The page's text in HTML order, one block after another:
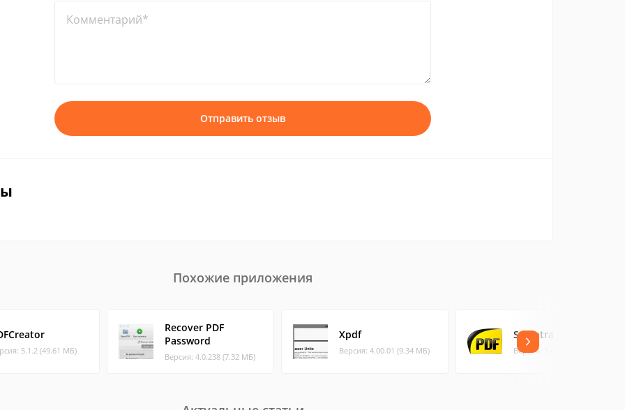
Комментарий*
Отправить отзыв
Похожие приложения
5.1.2 (49.61 МБ)
Recover PDF
Password
Версия: 4.0.238 (7.32 МБ)
Xpdf
Версия: 4.00.01 (9.34 МБ)
Sumatra PDF
Версия: 3.4.6 (7.12 МБ)